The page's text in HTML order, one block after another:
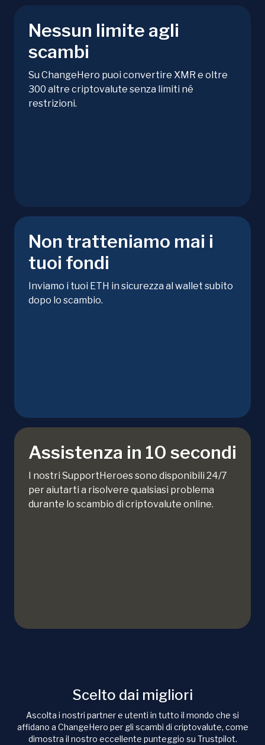
Nessun limite agli
scambi
Su ChangeHero puoi convertire XMR e oltre
300 altre criptovalute senza limiti né
restrizioni.
Non tratteniamo mai i
tuoi fondi
Inviamo i tuoi ETH in sicurezza al wallet subito
dopo lo scambio.
Assistenza in 10 secondi
I nostri SupportHeroes sono disponibili 24/7
per aiutarti a risolvere qualsiasi problema
durante lo scambio di criptovalute online.
Scelto dai migliori
Ascolta i nostri partner e utenti in tutto il mondo che si
affidano a ChangeHero per gli scambi di criptovalute, come
dimostra il nostro eccellente punteggio su Trustpilot.